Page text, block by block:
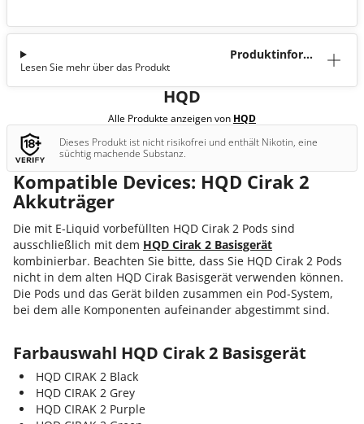
Produktinforma
Lesen Sie mehr über das Produkt
HQD
Alle Produkte anzeigen von HQD
Dieses Produkt ist nicht risikofrei und enthält Nikotin, eine
süchtig machende Substanz.
Kompatible Devices: HQD Cirak 2
Akkuträger
Die mit E-Liquid vorbefüllten HQD Cirak 2 Pods sind
ausschließlich mit dem HQD Cirak 2 Basisgerät
kombinierbar. Beachten Sie bitte, dass Sie HQD Cirak 2 Pods
nicht in dem alten HQD Cirak Basisgerät verwenden können.
Die Pods und das Gerät bilden zusammen ein Pod-System,
bei dem alle Komponenten aufeinander abgestimmt sind.
Farbauswahl HQD Cirak 2 Basisgerät
HQD CIRAK 2 Black
HQD CIRAK 2 Grey
HQD CIRAK 2 Purple